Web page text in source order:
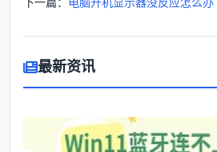
最新资讯